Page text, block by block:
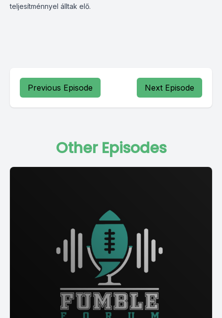
teljesítménnyel álltak elő.
Previous Episode Next Episode
Other Episodes